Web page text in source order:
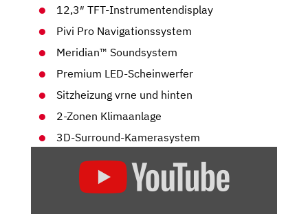
12,3″ TFT-Instrumentendisplay
Pivi Pro Navigationssystem
Meridian™ Soundsystem
Premium LED-Scheinwerfer
Sitzheizung vrne und hinten
2-Zonen Klimaanlage
3D-Surround-Kamerasystem